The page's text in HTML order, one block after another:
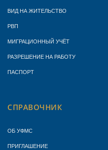
ВИД НА ЖИТЕЛЬСТВО
РВП
МИГРАЦИОННЫЙ УЧЁТ
РАЗРЕШЕНИЕ НА РАБОТУ
ПАСПОРТ
СПРАВОЧНИК
ОБ УФМС
ПРИГЛАШЕНИЕ